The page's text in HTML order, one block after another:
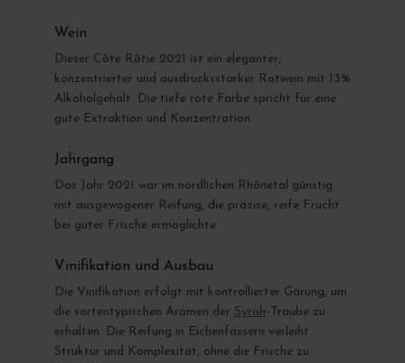
Wein
Dieser Côte Rôtie 2021 ist ein eleganter,
konzentrierter und ausdrucksstarker Rotwein mit 13%
Alkoholgehalt. Die tiefe rote Farbe spricht für eine
gute Extraktion und Konzentration.
Jahrgang
Das Jahr 2021 war im nördlichen Rhônetal günstig
mit ausgewogener Reifung, die präzise, reife Frucht
bei guter Frische ermöglichte.
Vinifikation und Ausbau
Die Vinifikation erfolgt mit kontrollierter Gärung, um
die sortentypischen Aromen der Syrah-Traube zu
erhalten. Die Reifung in Eichenfässern verleiht
Struktur und Komplexität, ohne die Frische zu